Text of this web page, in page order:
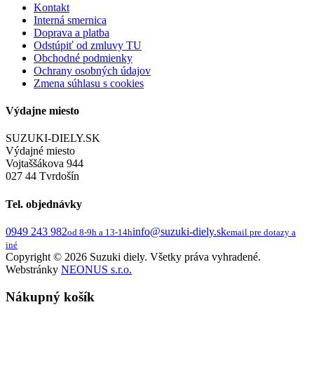
Kontakt
Interná smernica
Doprava a platba
Odstúpiť od zmluvy TU
Obchodné podmienky
Ochrany osobných údajov
Zmena súhlasu s cookies
Výdajne miesto
SUZUKI-DIELY.SK
Výdajné miesto
Vojtaššákova 944
027 44 Tvrdošín
Tel. objednávky
0949 243 982od 8-9h a 13-14hinfo@suzuki-diely.skemail pre dotazy a
iné
Copyright © 2026 Suzuki diely. Všetky práva vyhradené.
Webstránky NEONUS s.r.o.
Nákupný košík